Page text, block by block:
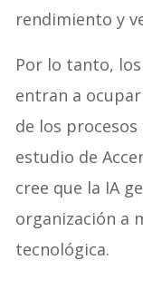
rendimiento y
Por lo tanto,
entran a
de los
estudio de
cree que la IA
organización a
tecnológica.